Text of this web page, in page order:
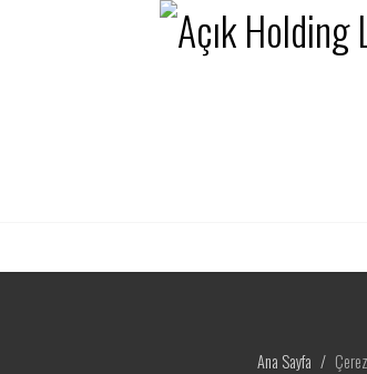
Ana Sayfa